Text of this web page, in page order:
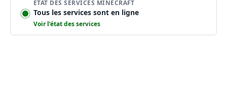
ÉTAT DES SERVICES MINECRAFT
Tous les services sont en ligne
Voir l’état des services